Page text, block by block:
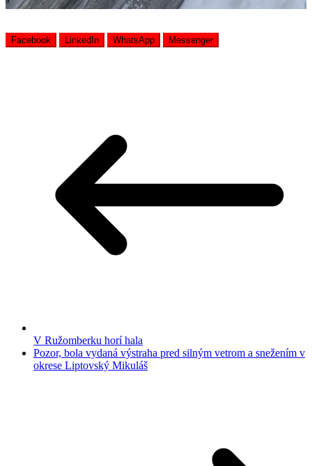
Facebook LinkedIn WhatsApp Messenger
V Ružomberku horí hala
Pozor, bola vydaná výstraha pred silným vetrom a snežením v
okrese Liptovský Mikuláš